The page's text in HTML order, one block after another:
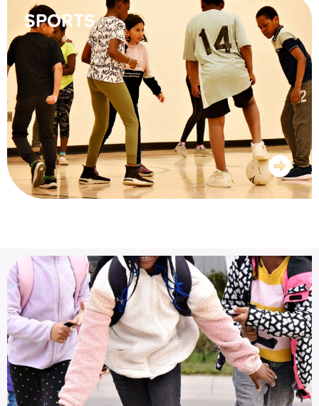
Les francophones de l’Alberta disposent de leur
propre système scolaire. Il s’agit des écoles
francophones – Français langue première.
SPORTS
élèves de saines habitudes de vie, en plus de
présenter de nombreux bienfaits, notamment en
matière de santé mentale et de réussite scolaire.